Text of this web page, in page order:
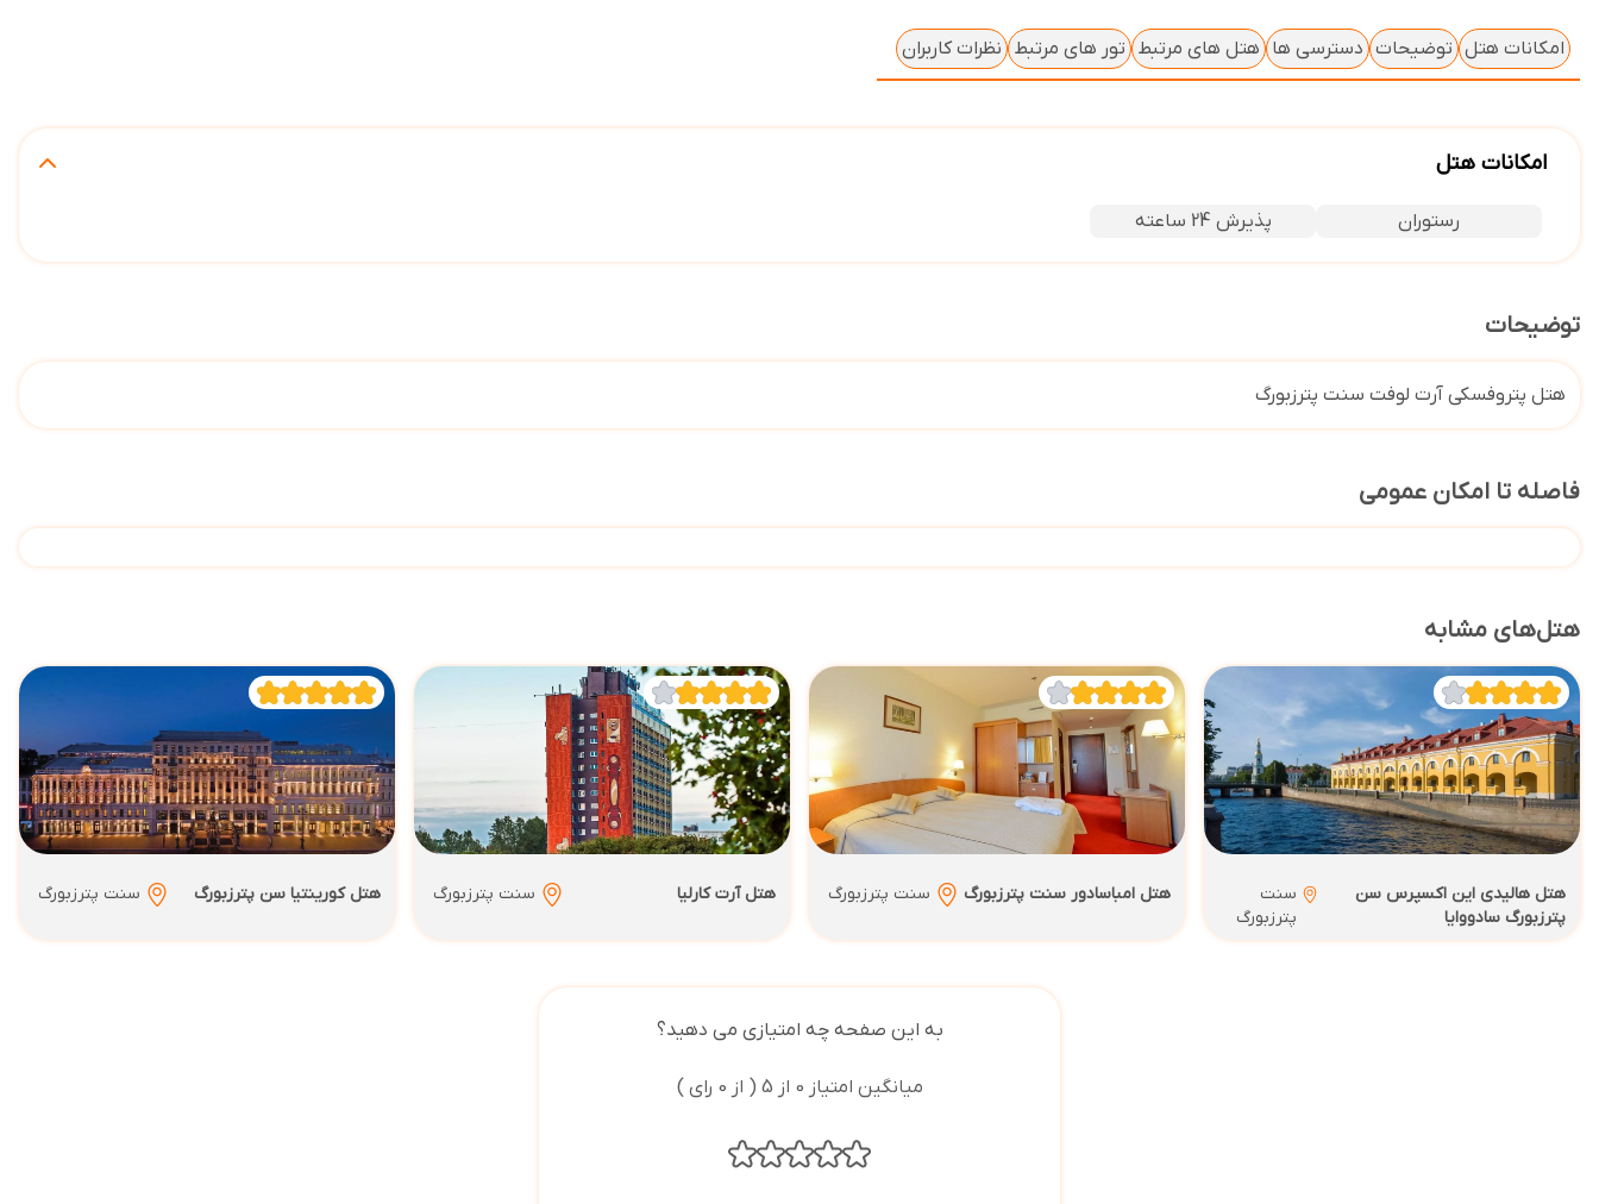
امکانات هتل توضیحات دسترسی ها هتل های مرتبط تور های مرتبط نظرات کاربران
امکانات هتل
رستوران پذیرش 24 ساعته
توضیحات
هتل پتروفسکی آرت لوفت سنت پترزبورگ
فاصله تا امکان عمومی
هتل‌های مشابه
هتل هالیدی این اکسپرس سن
پترزبورگ سادووایا
سنت
پترزبورگ
هتل امباسادور سنت پترزبورگ سنت پترزبورگ هتل آرت کارلیا سنت پترزبورگ هتل کورینتیا سن پترزبورگ سنت پترزبورگ
به این صفحه چه امتیازی می دهید؟
میانگین امتیاز 0 از 5 ( از 0 رای )